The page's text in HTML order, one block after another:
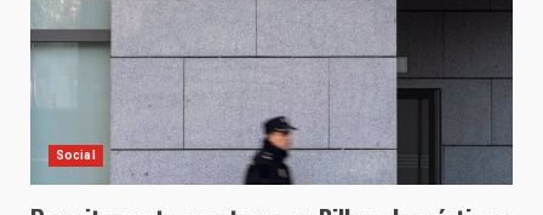
Social